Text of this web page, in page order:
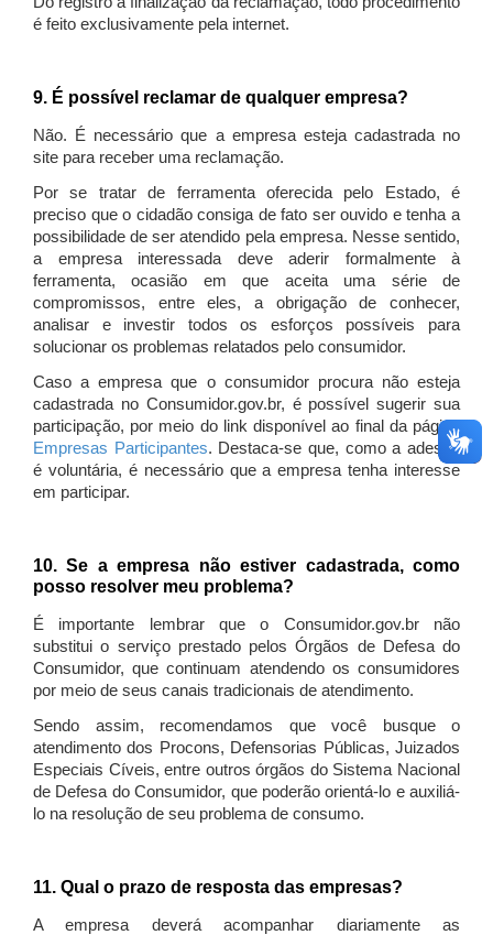
é feito exclusivamente pela internet.
9. É possível reclamar de qualquer empresa?
Não. É necessário que a empresa esteja cadastrada no
site para receber uma reclamação.
Por se tratar de ferramenta oferecida pelo Estado, é
preciso que o cidadão consiga de fato ser ouvido e tenha a
possibilidade de ser atendido pela empresa. Nesse sentido,
a empresa interessada deve aderir formalmente à
ferramenta, ocasião em que aceita uma série de
compromissos, entre eles, a obrigação de conhecer,
analisar e investir todos os esforços possíveis para
solucionar os problemas relatados pelo consumidor.
Caso a empresa que o consumidor procura não esteja
cadastrada no Consumidor.gov.br, é possível sugerir sua
participação, por meio do link disponível ao final da página
Empresas Participantes. Destaca-se que, como a adesão
é voluntária, é necessário que a empresa tenha interesse
em participar.
10. Se a empresa não estiver cadastrada, como
posso resolver meu problema?
É importante lembrar que o Consumidor.gov.br não
substitui o serviço prestado pelos Órgãos de Defesa do
Consumidor, que continuam atendendo os consumidores
por meio de seus canais tradicionais de atendimento.
Sendo assim, recomendamos que você busque o
atendimento dos Procons, Defensorias Públicas, Juizados
Especiais Cíveis, entre outros órgãos do Sistema Nacional
de Defesa do Consumidor, que poderão orientá-lo e auxiliá-
lo na resolução de seu problema de consumo.
11. Qual o prazo de resposta das empresas?
A empresa deverá acompanhar diariamente as